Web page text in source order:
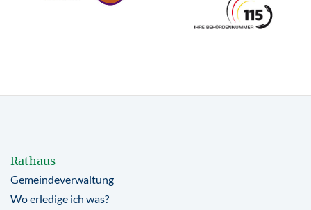
Rathaus
Gemeindeverwaltung
Wo erledige ich was?